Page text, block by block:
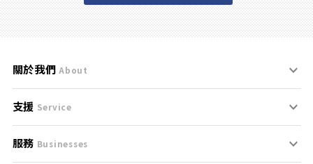
關於我們 About
刊登規範
服務條款
支援 Service
支援中心
服務 Businesses